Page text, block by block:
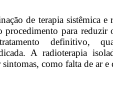
de terapia sistêmica
procedimento para reduzir
definitivo,
A radioterapia
como falta de ar e